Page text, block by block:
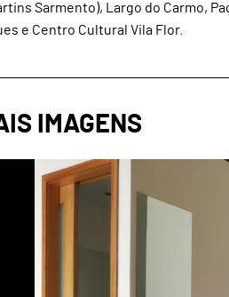
Sarmento), Largo do Carmo,
e Centro Cultural Vila Flor.